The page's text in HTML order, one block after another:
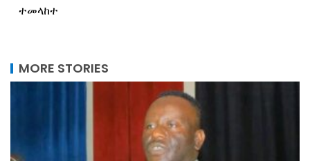
ተመላከተ
MORE STORIES